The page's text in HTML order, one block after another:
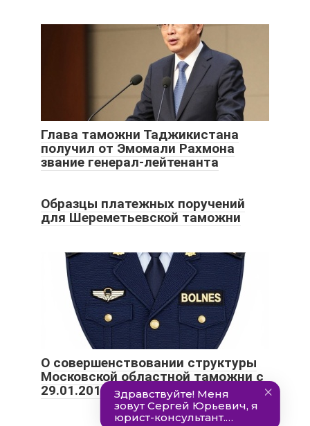
Глава таможни Таджикистана
получил от Эмомали Рахмона
звание генерал-лейтенанта
Образцы платежных поручений
для Шереметьевской таможни
О совершенствовании структуры
Московской областной таможни с
29.01.2019